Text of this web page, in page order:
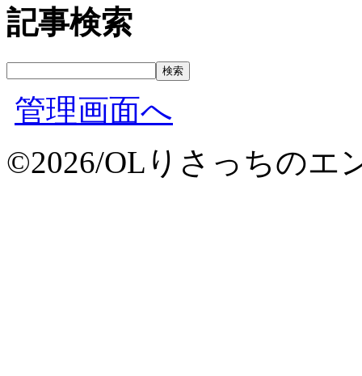
記事検索
管理画面へ
©2026/OLりさっちのエ